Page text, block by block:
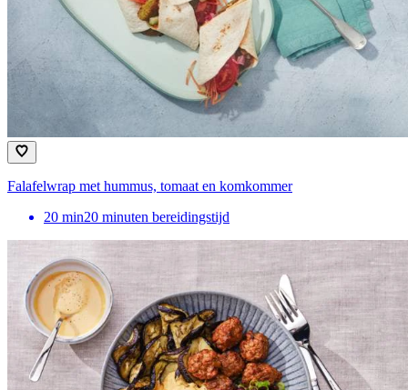
Falafelwrap met hummus, tomaat en komkommer
20 min20 minuten bereidingstijd